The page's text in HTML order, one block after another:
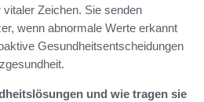
Zeichen. Sie senden
wenn abnormale Werte erkannt
Gesundheitsentscheidungen
und wie tragen sie